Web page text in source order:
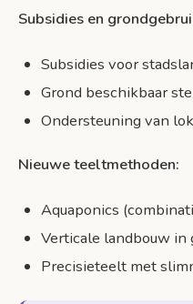
Subsidies en
Subsidies voor
Grond beschikbaar
Ondersteuning van
Nieuwe teeltmethoden:
Aquaponics
Verticale landbouw in
Precisieteelt met